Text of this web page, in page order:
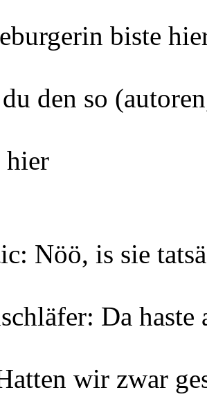
biste
den so
hier
Nöö, is sie
Da
wir zwar